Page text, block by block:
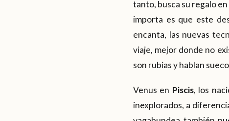
tanto, busca su regalo
importa es que este
encanta, las nuevas
viaje, mejor donde no
son rubias y hablan
Venus en Piscis, los
inexplorados, a